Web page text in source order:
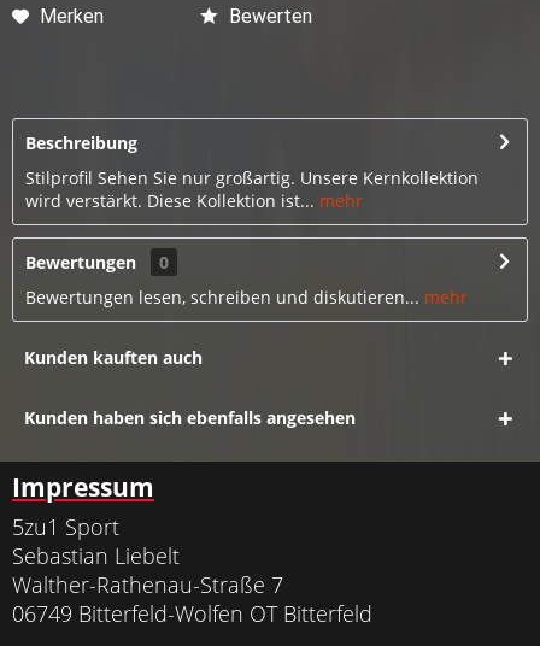
Merken Bewerten
Beschreibung
Stilprofil Sehen Sie nur großartig. Unsere Kernkollektion
wird verstärkt. Diese Kollektion ist... mehr
Bewertungen
0
Bewertungen lesen, schreiben und diskutieren... mehr
Kunden kauften auch
Kunden haben sich ebenfalls angesehen
Impressum
5zu1 Sport
Sebastian Liebelt
Walther-Rathenau-Straße 7
06749 Bitterfeld-Wolfen OT Bitterfeld